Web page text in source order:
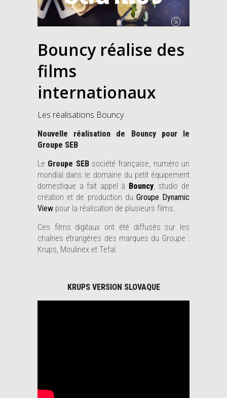
Bouncy réalise des
films
internationaux
Les réalisations Bouncy
Nouvelle réalisation de Bouncy pour le
Groupe SEB
Le Groupe SEB société française, numéro un
mondial dans le domaine du petit équipement
domestique a fait appel à Bouncy, studio de
création et de production du Groupe Dynamic
View pour la réalisation de plusieurs films.
Ces films digitaux ont été diffusés sur les
chaînes étrangères des marques du Groupe :
Krups, Moulinex et Tefal.
KRUPS VERSION SLOVAQUE